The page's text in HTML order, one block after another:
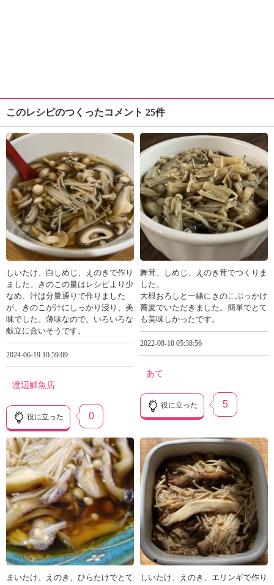
このレシピのつくったコメント 25件
しいたけ、白しめじ、えのきで作り
ました。きのこの量はレシピより少
なめ、汁は分量通りで作りました
が、きのこが汁にしっかり浸り、美
味でした。薄味なので、いろいろな
献立に合いそうです。
2024-06-19 10:59:09
渡辺鮮魚店
役に立った 0
舞茸、しめじ、えのき茸でつくりま
した。
大根おろしと一緒にきのこぶっかけ
蕎麦でいただきました。簡単でとて
も美味しかったです。
2022-08-10 05:38:56
あて
役に立った 5
まいたけ、えのき、ひらたけでとて
しいたけ、えのき、エリンギで作り